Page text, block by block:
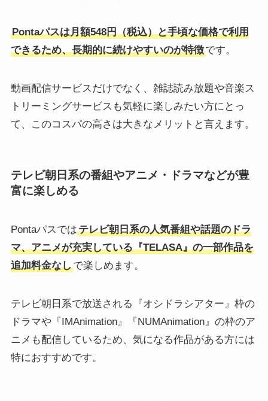
Pontaパスは月額548円（税込）と手頃な価格で利用
できるため、長期的に続けやすいのが特徴です。
動画配信サービスだけでなく、雑誌読み放題や音楽ス
トリーミングサービスも気軽に楽しみたい方にとっ
て、このコスパの高さは大きなメリットと言えます。
テレビ朝日系の番組やアニメ・ドラマなどが豊
富に楽しめる
Pontaパスではテレビ朝日系の人気番組や話題のドラ
マ、アニメが充実している『TELASA』の一部作品を
追加料金なしで楽しめます。
テレビ朝日系で放送される『オシドラシアター』枠の
ドラマや『IMAnimation』『NUMAnimation』の枠のア
ニメも配信しているため、気になる作品がある方には
特におすすめです。